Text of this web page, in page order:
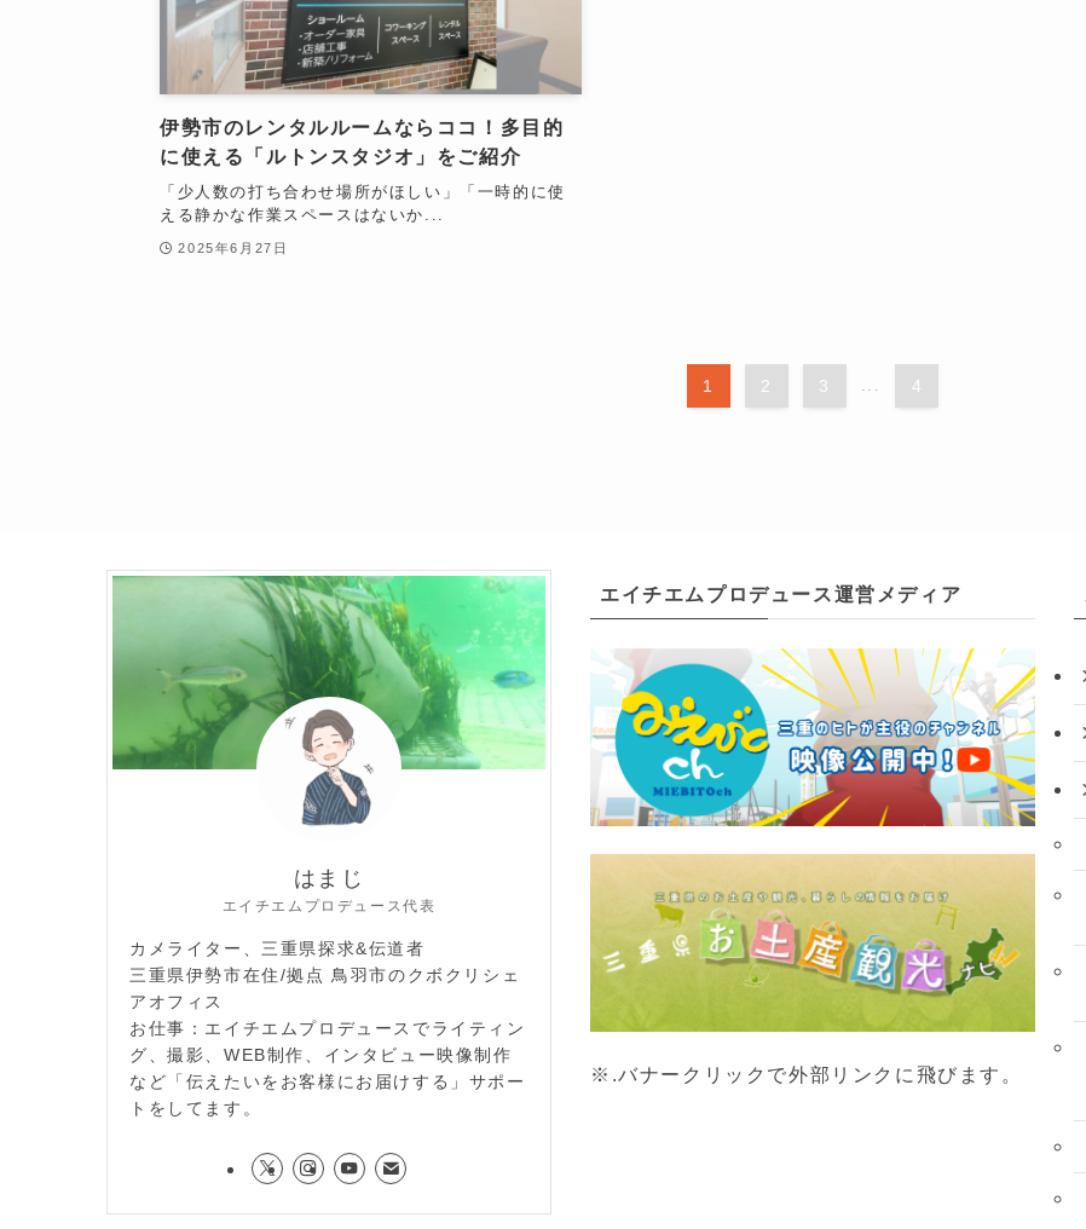
伊勢市のレンタルルームならココ！多目的
に使える「ルトンスタジオ」をご紹介
「少人数の打ち合わせ場所がほしい」「一時的に使
える静かな作業スペースはないか...
2025年6月27日
1 2 3 4
はまじ
エイチエムプロデュース代表
カメライター、三重県探求&伝道者
三重県伊勢市在住/拠点 鳥羽市のクボクリシェ
アオフィス
お仕事：エイチエムプロデュースでライティン
グ、撮影、WEB制作、インタビュー映像制作
など「伝えたいをお客様にお届けする」サポー
トをしてます。
エイチエムプロデュース運営メディア
※.バナークリックで外部リンクに飛びます。